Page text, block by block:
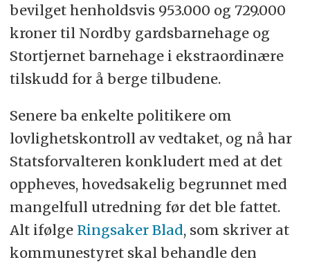
bevilget henholdsvis 953.000 og 729.000
kroner til Nordby gardsbarnehage og
Stortjernet barnehage i ekstraordinære
tilskudd for å berge tilbudene.
Senere ba enkelte politikere om
lovlighetskontroll av vedtaket, og nå har
Statsforvalteren konkludert med at det
oppheves, hovedsakelig begrunnet med
mangelfull utredning før det ble fattet.
Alt ifølge Ringsaker Blad, som skriver at
kommunestyret skal behandle den